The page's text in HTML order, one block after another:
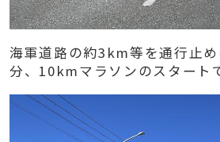
海軍道路の約3km等を通行止
分、10kmマラソンのスタート